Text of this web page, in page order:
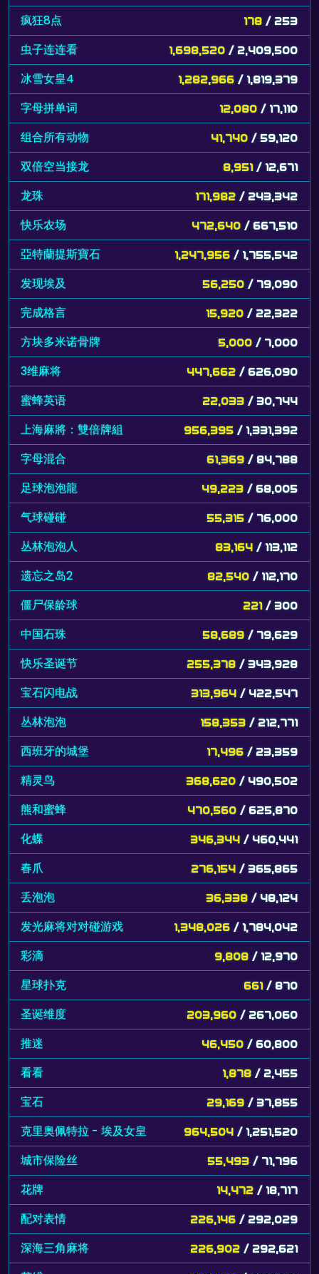
疯狂8点 178 / 253
虫子连连看 1,698,520 / 2,409,500
冰雪女皇4 1,282,966 / 1,819,379
字母拼单词 12,080 / 17,110
组合所有动物 41,740 / 59,120
双倍空当接龙 8,951 / 12,671
龙珠 171,982 / 243,342
快乐农场 472,640 / 667,510
亞特蘭提斯寶石 1,247,956 / 1,755,542
发现埃及 56,250 / 79,090
完成格言 15,920 / 22,322
方块多米诺骨牌 5,000 / 7,000
3维麻将 447,662 / 626,090
蜜蜂英语 22,033 / 30,744
上海麻將：雙倍牌組 956,395 / 1,331,392
字母混合 61,369 / 84,788
足球泡泡龍 49,223 / 68,005
气球碰碰 55,315 / 76,000
丛林泡泡人 83,164 / 113,112
遗忘之岛2 82,540 / 112,170
僵尸保龄球 221 / 300
中国石珠 58,689 / 79,629
快乐圣诞节 255,378 / 343,928
宝石闪电战 313,964 / 422,547
丛林泡泡 158,353 / 212,771
西班牙的城堡 17,496 / 23,359
精灵鸟 368,620 / 490,502
熊和蜜蜂 470,560 / 625,870
化蝶 346,344 / 460,441
春爪 276,154 / 365,865
丢泡泡 36,338 / 48,124
发光麻将对对碰游戏 1,348,026 / 1,784,042
彩滴 9,808 / 12,970
星球扑克 661 / 870
圣诞维度 203,960 / 267,060
推迷 46,450 / 60,800
看看 1,878 / 2,455
宝石 29,169 / 37,855
克里奥佩特拉 - 埃及女皇 964,504 / 1,251,520
城市保险丝 55,493 / 71,796
花牌 14,472 / 18,717
配对表情 226,146 / 292,029
深海三角麻将 226,902 / 292,621